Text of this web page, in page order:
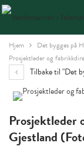
Skip
Content
Hjem
Det bygges på
Prosjektleder og
Tilbake til "Det
Prosjektleder
Gjestland